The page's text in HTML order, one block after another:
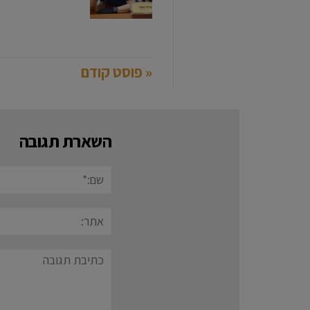
« פוסט קודם
השארת תגובה
תגובה